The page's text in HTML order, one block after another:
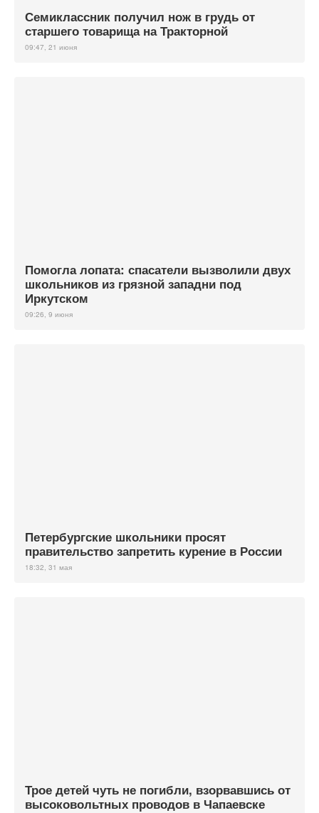
Семиклассник получил нож в грудь от
старшего товарища на Тракторной
09:47, 21 июня
Помогла лопата: спасатели вызволили двух
школьников из грязной западни под
Иркутском
09:26, 9 июня
Петербургские школьники просят
правительство запретить курение в России
18:32, 31 мая
Трое детей чуть не погибли, взорвавшись от
высоковольтных проводов в Чапаевске